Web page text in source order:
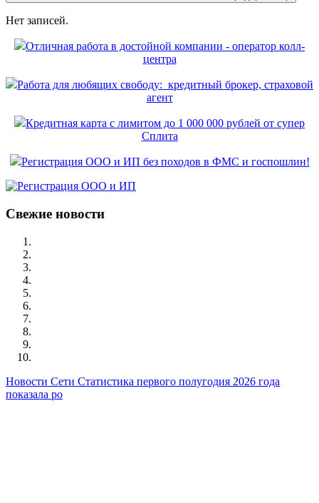
Нет записей.
Отличная работа в достойной компании - оператор колл-
центра
Работа для любящих свободу: кредитный брокер, страховой
агент
Кредитная карта с лимитом до 1 000 000 рублей от супер
Сплита
Регистрация ООО и ИП без походов в ФМС и госпошлин!
Свежие новости
Новости Сети Статистика первого полугодия 2026 года
показала ро